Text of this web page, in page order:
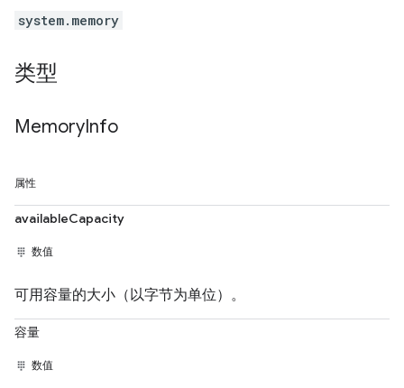
system.memory
类型
MemoryInfo
属性
availableCapacity
数值
可用容量的大小（以字节为单位）。
容量
数值